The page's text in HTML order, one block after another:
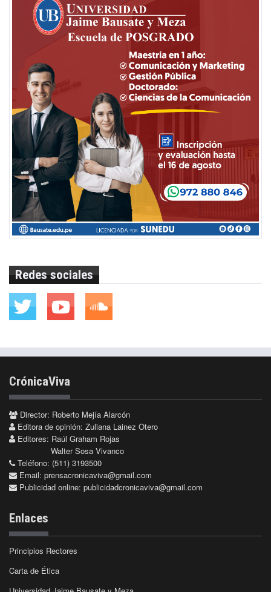
Redes sociales
CrónicaViva
Director: Roberto Mejía Alarcón
Editora de opinión: Zuliana Lainez Otero
Editores: Raúl Graham Rojas
Walter Sosa Vivanco
Teléfono: (511) 3193500
Email: prensacronicaviva@gmail.com
Publicidad online: publicidadcronicaviva@gmail.com
Enlaces
Principios Rectores
Carta de Ética